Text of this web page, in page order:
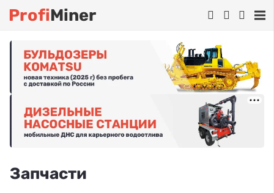
ProfiMiner
Запчасти